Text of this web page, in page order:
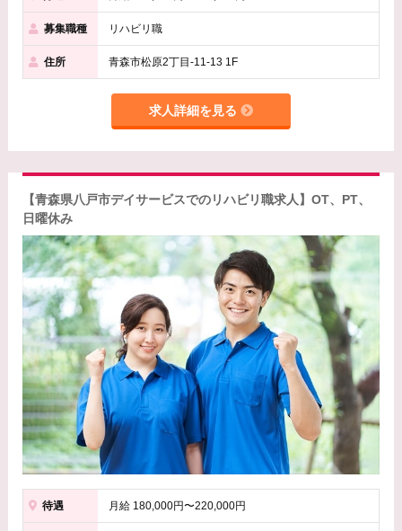
募集職種 リハビリ職
住所 青森市松原2丁目-11-13 1F
求人詳細を見る
【青森県八戸市デイサービスでのリハビリ職求人】OT、PT、
日曜休み
待遇 月給 180,000円〜220,000円